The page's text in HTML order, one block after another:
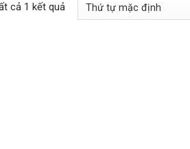
cả 1 kết quả